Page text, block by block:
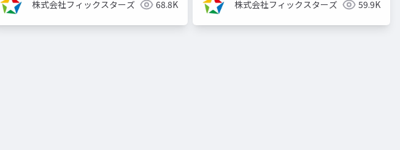
株式会社フィックスターズ 68.8K 株式会社フィックスターズ 59.9K